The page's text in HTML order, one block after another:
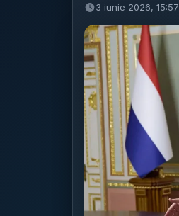
3 iunie 2026, 15:57